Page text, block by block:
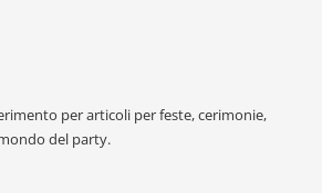
per articoli per feste, cerimonie,
del party.